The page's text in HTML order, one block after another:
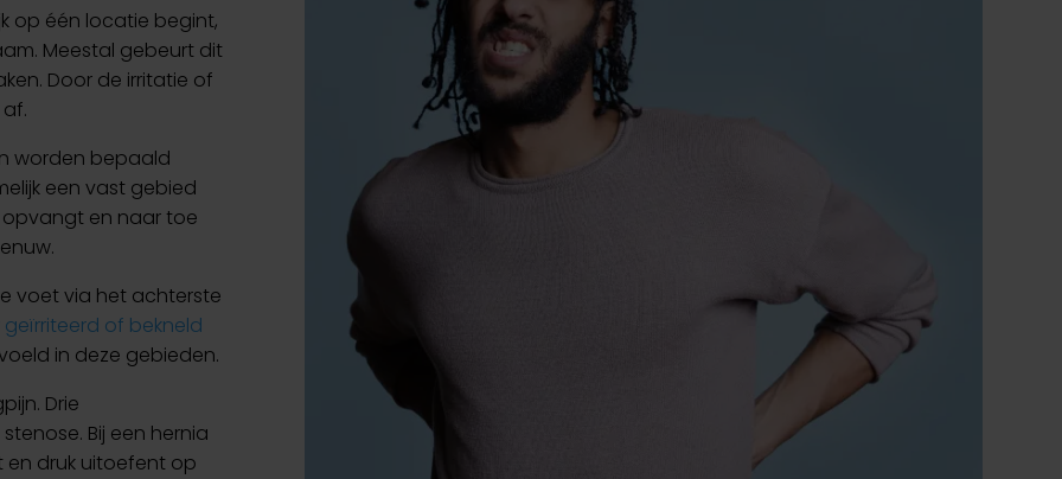
op één locatie begint,
Meestal gebeurt dit
Door de irritatie of
worden bepaald
een vast gebied
en naar toe
voet via het achterste
geïrriteerd of bekneld
in deze gebieden.
Drie
Bij een hernia
en druk uitoefent op